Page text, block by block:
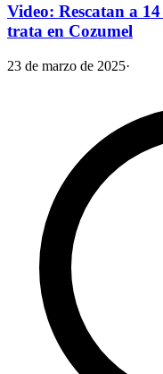
Video: Rescatan a
trata en Cozumel
23 de marzo de 2025·